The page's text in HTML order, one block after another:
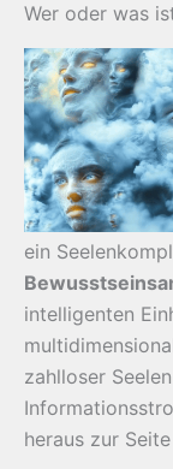
Wer oder was
ein
intelligenten
zahlloser
heraus zur